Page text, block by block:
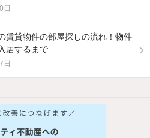
日
賃貸物件の部屋探しの流れ！物件
居するまで
日
でいます！